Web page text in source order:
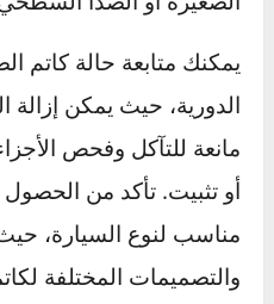
يلاحظ السائق هذه المشكلة
على كفاءة السيارة وتزيد
مرور الوقت.
نصائح لاستبدال أو إصلاح
علامات التلف
عند ملاحظة هذه